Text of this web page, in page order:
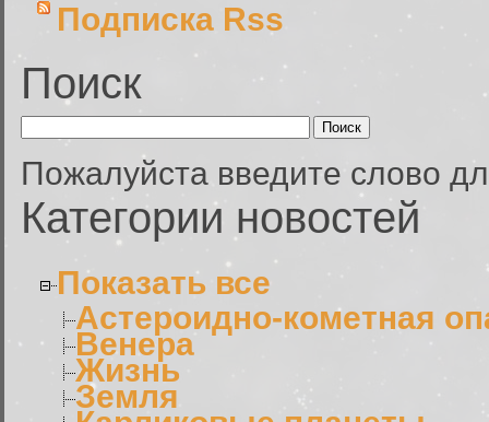
Подписка Rss
Поиск
Пожалуйста введите слово
Категории новостей
Показать все
Астероидно-кометная
Венера
Жизнь
Земля